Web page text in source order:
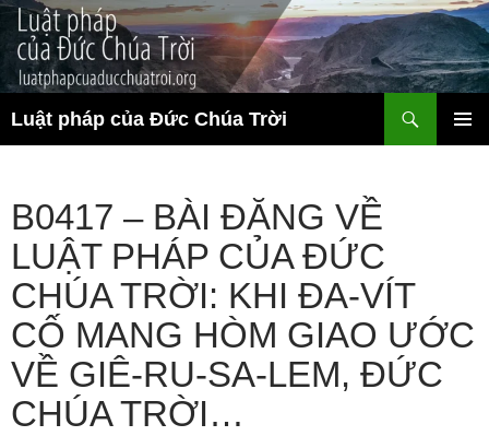
Chuyển
đến
nội
dung
Luật pháp của Đức Chúa Trời
kiếm
B0417 – BÀI ĐĂNG VỀ
LUẬT PHÁP CỦA ĐỨC
CHÚA TRỜI: KHI ĐA-VÍT
CỐ MANG HÒM GIAO ƯỚC
VỀ GIÊ-RU-SA-LEM, ĐỨC
CHÚA TRỜI…